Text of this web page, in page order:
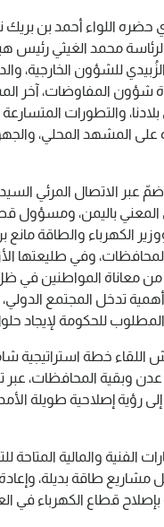
حضره اللواء أحمد بن بريك
محمد الغيثي رئيس
للشؤون الخارجية،
شؤون المفاوضات، آخر
بلادنا، والتطورات
على المشهد المحلي،
ضمّ عبر الاتصال المرئي
المعني باليمن، ومسؤول
الكهرباء والطاقة
وفي طليعتها
من معاناة المواطنين في ظل
تدخل المجتمع الدولي،
المطلوب للحكومة لإيجاد
اللقاء خطة استراتيجية
وبقية المحافظات، عبر
رؤية إصلاحية طويلة
الفنية والمالية المتاحة
مشاريع طاقة بديلة،
بإصلاح قطاع الكهرباء في